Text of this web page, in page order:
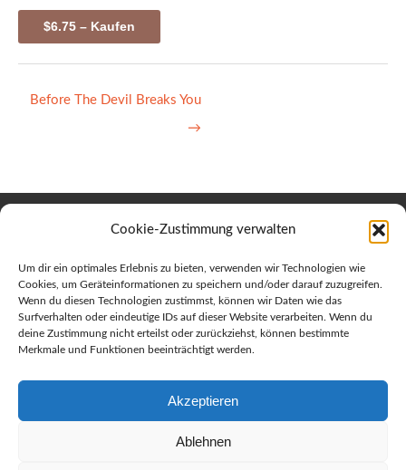
Cookie-Zustimmung verwalten
Um dir ein optimales Erlebnis zu bieten, verwenden wir Technologien wie
Cookies, um Geräteinformationen zu speichern und/oder darauf zuzugreifen.
Wenn du diesen Technologien zustimmst, können wir Daten wie das
Surfverhalten oder eindeutige IDs auf dieser Website verarbeiten. Wenn du
deine Zustimmung nicht erteilst oder zurückziehst, können bestimmte
Merkmale und Funktionen beeinträchtigt werden.
Akzeptieren
Ablehnen
$6.75 – Kaufen
Before The Devil Breaks You
→
Terra Baptista 40, 9225 - 250 Porto da Cruz, Madeira
Flughafentransfer hin- und zurück 30 Euro
Home
AGB
Impressum